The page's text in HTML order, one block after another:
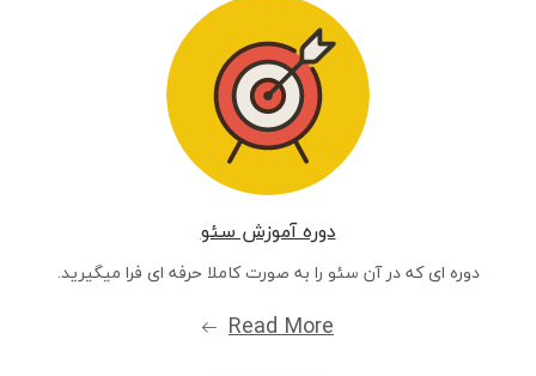
دوره آموزش سئو
دوره ای که در آن سئو را به صورت کاملا حرفه ای فرا میگیرید.
Read More